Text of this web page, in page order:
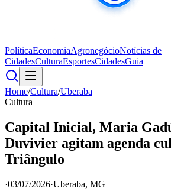
PolíticaEconomiaAgronegócioNotícias de
CidadesCulturaEsportesCidadesGuia
Home/Cultura/Uberaba
Cultura
Capital Inicial, Maria
Duvivier agitam agenda
Triângulo
·03/07/2026·Uberaba, MG